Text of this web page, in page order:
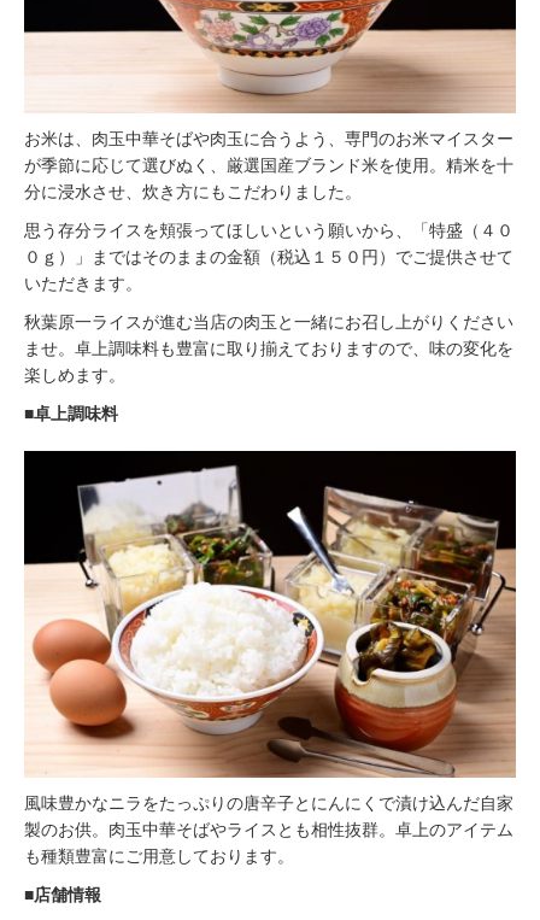
お米は、肉玉中華そばや肉玉に合うよう、専門のお米マイスター
が季節に応じて選びぬく、厳選国産ブランド米を使用。精⽶を⼗
分に浸⽔させ、炊き⽅にもこだわりました。
思う存分ライスを頬張ってほしいという願いから、「特盛（４０
０ｇ）」まではそのままの⾦額（税込１５０円）でご提供させて
いただきます。
秋葉原⼀ライスが進む当店の⾁⽟と⼀緒にお召し上がりください
ませ。卓上調味料も豊富に取り揃えておりますので、味の変化を
楽しめます。
■卓上調味料
⾵味豊かなニラをたっぷりの唐⾟⼦とにんにくで漬け込んだ⾃家
製のお供。⾁⽟中華そばやライスとも相性抜群。卓上のアイテム
も種類豊富にご⽤意しております。
■店舗情報